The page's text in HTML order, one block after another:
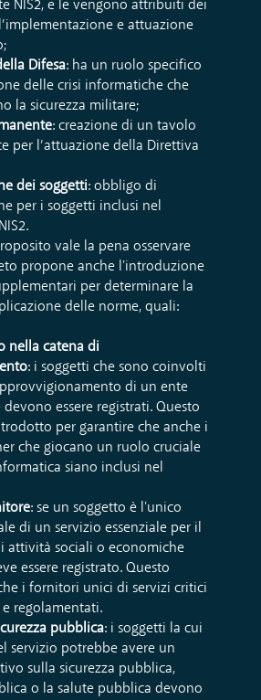
NIS2, e le vengono attribuiti dei
e attuazione
Difesa: ha un ruolo specifico
delle crisi informatiche che
la sicurezza militare;
: creazione di un tavolo
per l’attuazione della Direttiva
dei soggetti: obbligo di
per i soggetti inclusi nel
vale la pena osservare
propone anche l'introduzione
per determinare la
delle norme, quali:
nella catena di
: i soggetti che sono coinvolti
di un ente
essere registrati. Questo
per garantire che anche i
che giocano un ruolo cruciale
siano inclusi nel
: se un soggetto è l'unico
di un servizio essenziale per il
attività sociali o economiche
essere registrato. Questo
i fornitori unici di servizi critici
regolamentati.
pubblica: i soggetti la cui
servizio potrebbe avere un
sulla sicurezza pubblica,
o la salute pubblica devono